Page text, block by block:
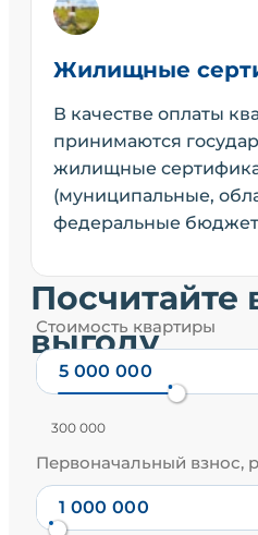
Жилищные
В качестве оплаты
принимаются
жилищные
(муниципальные,
федеральные
Посчитайте
выгоду
Стоимость квартиры
300 000
Первоначальный взнос,